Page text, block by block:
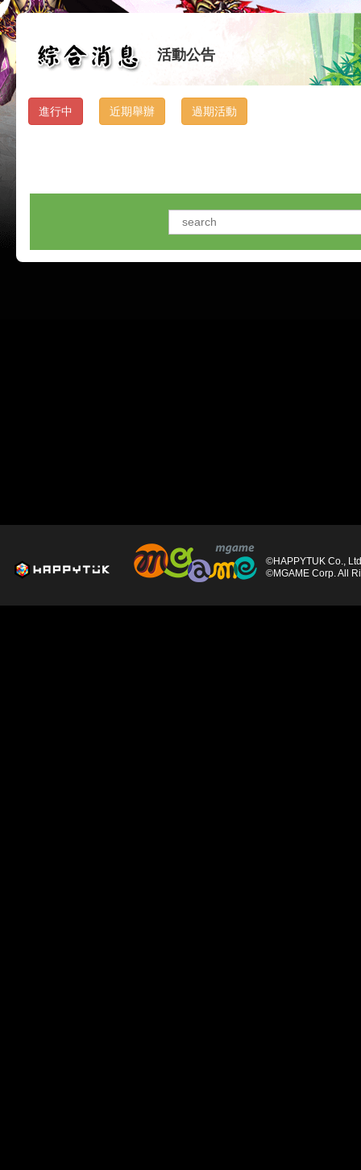
活動公告
進行中 近期舉辦 過期活動
©HAPPYTUK Co.,
©MGAME Corp. All